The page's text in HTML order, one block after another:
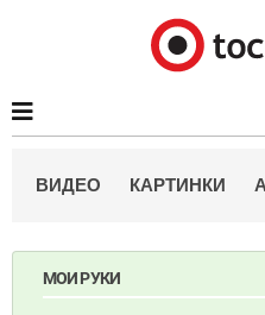
ВИДЕО КАРТИНКИ
МОИ РУКИ